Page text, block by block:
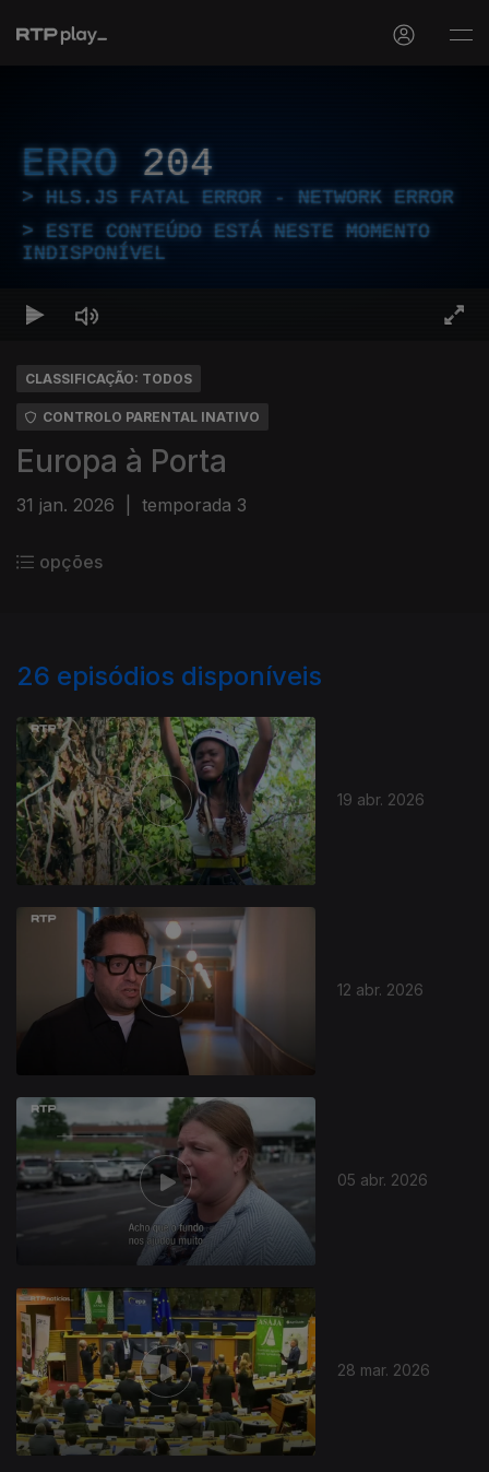
ERRO 204
HLS.JS FATAL ERROR - NETWORK ERROR
ESTE CONTEÚDO ESTÁ NESTE MOMENTO
INDISPONÍVEL
CLASSIFICAÇÃO: TODOS
CONTROLO PARENTAL INATIVO
Europa à Porta
31 jan. 2026 temporada 3
opções
26 episódios disponíveis
19 abr. 2026
12 abr. 2026
05 abr. 2026
28 mar. 2026